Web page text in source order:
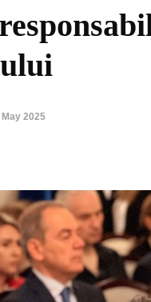
May 2025